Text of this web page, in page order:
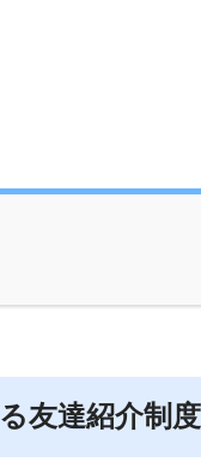
友達紹介制